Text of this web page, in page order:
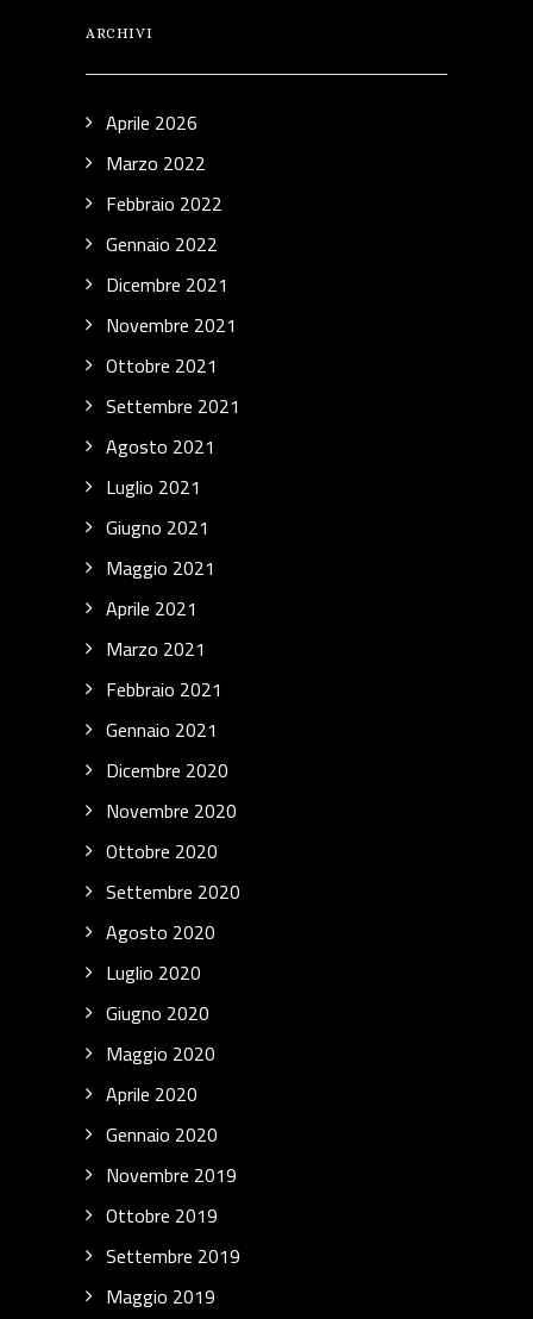
ARCHIVI
Aprile 2026
Marzo 2022
Febbraio 2022
Gennaio 2022
Dicembre 2021
Novembre 2021
Ottobre 2021
Settembre 2021
Agosto 2021
Luglio 2021
Giugno 2021
Maggio 2021
Aprile 2021
Marzo 2021
Febbraio 2021
Gennaio 2021
Dicembre 2020
Novembre 2020
Ottobre 2020
Settembre 2020
Agosto 2020
Luglio 2020
Giugno 2020
Maggio 2020
Aprile 2020
Gennaio 2020
Novembre 2019
Ottobre 2019
Settembre 2019
Maggio 2019